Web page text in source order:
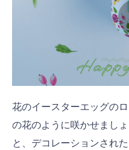
花のイースターエッグの
の花のように咲かせまし
と、デコレーションされ